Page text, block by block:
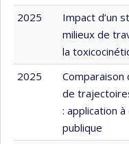
2025
Impact d’un
milieux de
la
2025
Comparaison
de
: application
publique